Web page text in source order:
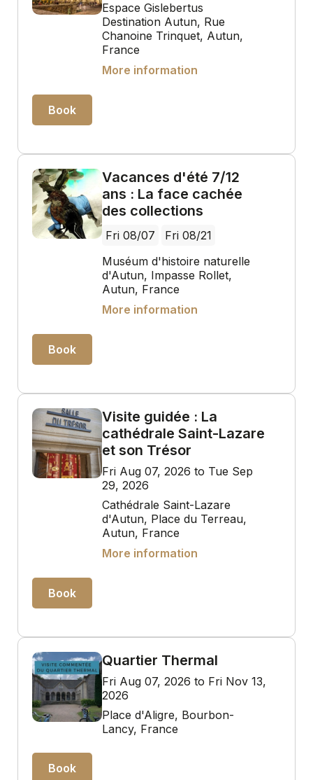
Espace Gislebertus
Destination Autun, Rue
Chanoine Trinquet, Autun,
France
More information
Book
Vacances d'été 7/12
ans : La face cachée
des collections
Fri 08/07
Fri 08/21
Muséum d'histoire naturelle
d'Autun, Impasse Rollet,
Autun, France
More information
Book
Visite guidée : La
cathédrale Saint-Lazare
et son Trésor
Fri Aug 07, 2026 to Tue Sep
29, 2026
Cathédrale Saint-Lazare
d'Autun, Place du Terreau,
Autun, France
More information
Book
Quartier Thermal
Fri Aug 07, 2026 to Fri Nov 13,
2026
Place d'Aligre, Bourbon-
Lancy, France
Book